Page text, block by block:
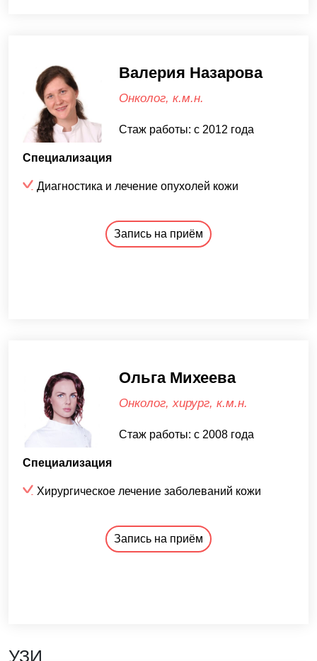
Валерия Назарова
Онколог, к.м.н.
Стаж работы: с 2012 года
Специализация
Диагностика и лечение опухолей кожи
Запись на приём
Ольга Михеева
Онколог, хирург, к.м.н.
Стаж работы: с 2008 года
Специализация
Хирургическое лечение заболеваний кожи
Запись на приём
УЗИ